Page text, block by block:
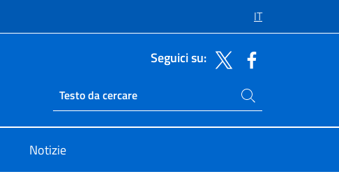
IT
Seguici su:
Ricerca sito live
Cerca nel sito
Notizie